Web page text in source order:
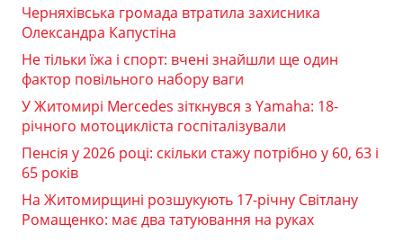
Черняхівська громада втратила захисника
Олександра Капустіна
Не тільки їжа і спорт: вчені знайшли ще один
фактор повільного набору ваги
У Житомирі Mercedes зіткнувся з Yamaha: 18-
річного мотоцикліста госпіталізували
Пенсія у 2026 році: скільки стажу потрібно у 60, 63 і
65 років
На Житомирщині розшукують 17-річну Світлану
Ромащенко: має два татуювання на руках